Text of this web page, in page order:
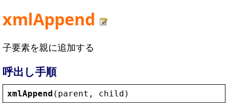
xmlAppend
子要素を親に追加する
呼出し手順
xmlAppend ( parent , child )